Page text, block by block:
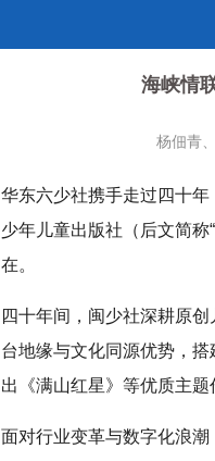
海峡情
杨佃青
华东六少社携手走过四十
少年儿童出版社（后文简称
在。
四十年间，闽少社深耕原
台地缘与文化同源优势，
出《满山红星》等优质主题
面对行业变革与数字化浪